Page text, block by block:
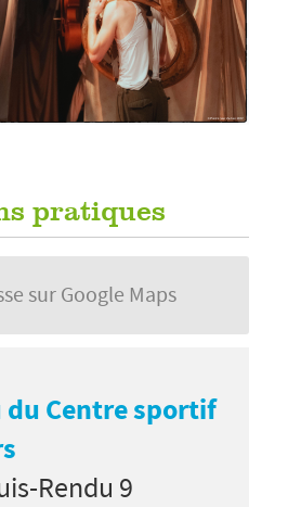
pratiques
sur Google Maps
du Centre sportif
Rendu 9